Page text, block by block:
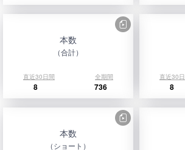
本数
（合計）
直近30日間 全期間
8 736
直近30
8
本数
（ショート）